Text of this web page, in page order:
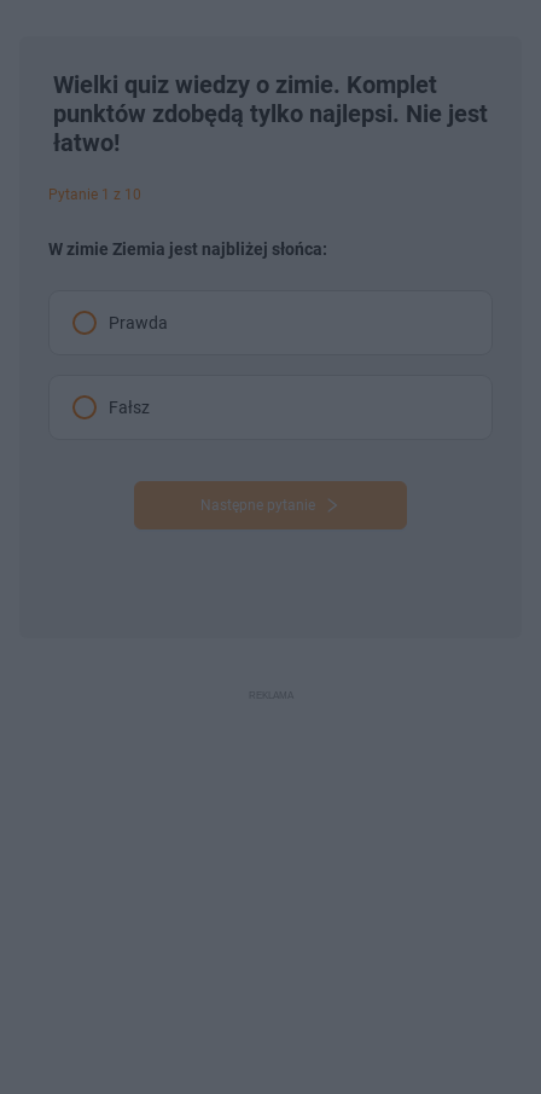
Wielki quiz wiedzy o zimie. Komplet
punktów zdobędą tylko najlepsi. Nie jest
łatwo!
Pytanie 1 z 10
W zimie Ziemia jest najbliżej słońca:
Prawda
Fałsz
Następne pytanie